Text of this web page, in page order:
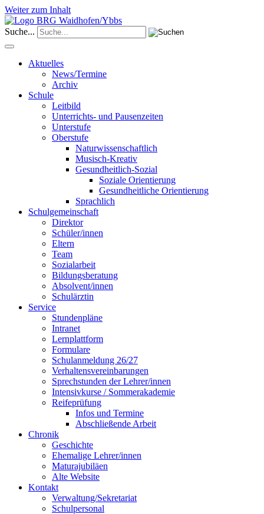
Weiter zum Inhalt
Suche...
Aktuelles
News/Termine
Archiv
Schule
Leitbild
Unterrichts- und Pausenzeiten
Unterstufe
Oberstufe
Naturwissenschaftlich
Musisch-Kreativ
Gesundheitlich-Sozial
Soziale Orientierung
Gesundheitliche Orientierung
Sprachlich
Schulgemeinschaft
Direktor
Schüler/innen
Eltern
Team
Sozialarbeit
Bildungsberatung
Absolvent/innen
Schulärztin
Service
Stundenpläne
Intranet
Lernplattform
Formulare
Schulanmeldung 26/27
Verhaltensvereinbarungen
Sprechstunden der Lehrer/innen
Intensivkurse / Sommerakademie
Reifeprüfung
Infos und Termine
Abschließende Arbeit
Chronik
Geschichte
Ehemalige Lehrer/innen
Maturajubiläen
Alte Website
Kontakt
Verwaltung/Sekretariat
Schulpersonal